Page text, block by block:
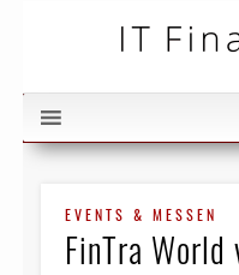
EVENTS & MESSEN
FinTra